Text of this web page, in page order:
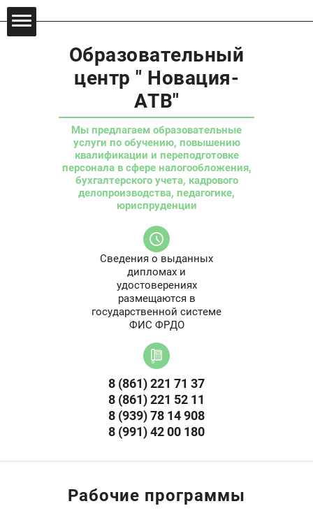
Образовательный
центр " Новация-
АТВ"
Мы предлагаем образовательные
услуги по обучению, повышению
квалификации и переподготовке
персонала в сфере налогообложения,
бухгалтерского учета, кадрового
делопроизводства, педагогике,
юриспруденции
Сведения о выданных
дипломах и
удостоверениях
размещаются в
государственной системе
ФИС ФРДО
8 (861) 221 71 37
8 (861) 221 52 11
8 (939) 78 14 908
8 (991) 42 00 180
Рабочие программы